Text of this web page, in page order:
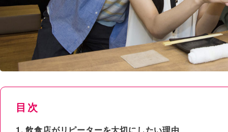
目次
飲食店がリピーターを大切にしたい理由